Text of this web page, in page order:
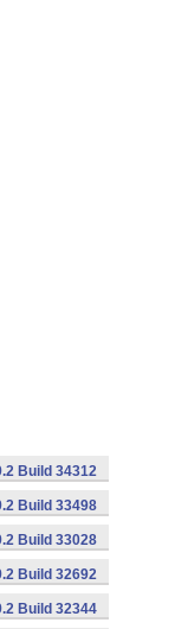
Build 34312
Build 33498
Build 33028
Build 32692
Build 32344